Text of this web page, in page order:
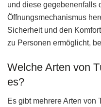
und diese gegebenenfalls
Öffnungsmechanismus
Sicherheit und den
zu Personen ermöglicht,
Welche Arten von
es?
Es gibt mehrere Arten von